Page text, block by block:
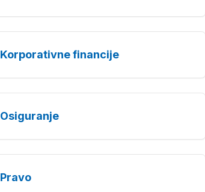
Korporativne financije
Osiguranje
Pravo